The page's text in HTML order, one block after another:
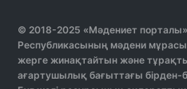
© 2018-2025 «Мәдениет
Республикасының мәдени
жерге жинақтайтын және
ағартушылық бағыттағы бірден-